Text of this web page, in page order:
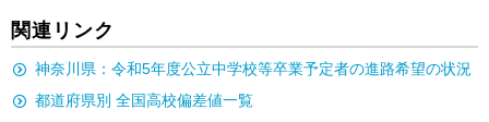
関連リンク
神奈川県：令和5年度公立中学校等卒業予定者の進路希望の状況
都道府県別 全国高校偏差値一覧